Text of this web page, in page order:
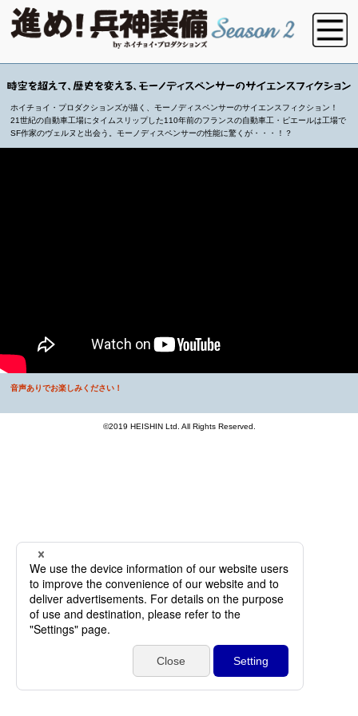
ホイチョイ・プロダクションズが描く、モーノディスペンサーのサイエンスフィクション！
21世紀の自動車工場にタイムスリップした110年前のフランスの自動車工・ピエールは工場で
SF作家のヴェルヌと出会う。モーノディスペンサーの性能に驚くが・・・！？
音声ありでお楽しみください！
©2019 HEISHIN Ltd. All Rights Reserved.